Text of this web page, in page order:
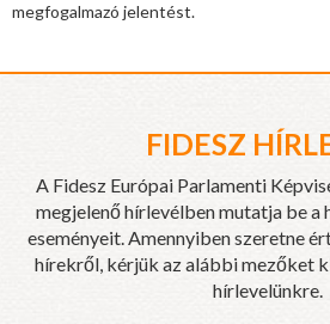
megfogalmazó jelentést.
FIDESZ
A Fidesz Európai Parlamenti
megjelenő hírlevélben mutatja be a
eseményeit. Amennyiben szeretne
hírekről, kérjük az alábbi mezőket
hírlevelünkre.